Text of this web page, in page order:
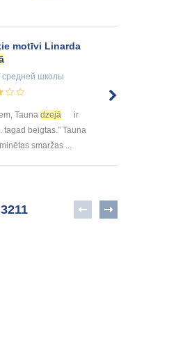
motīvi Linarda
средней школы
Tauna dzejā
ir
tagad beigtas.” Tauna
smaržas ...
3211